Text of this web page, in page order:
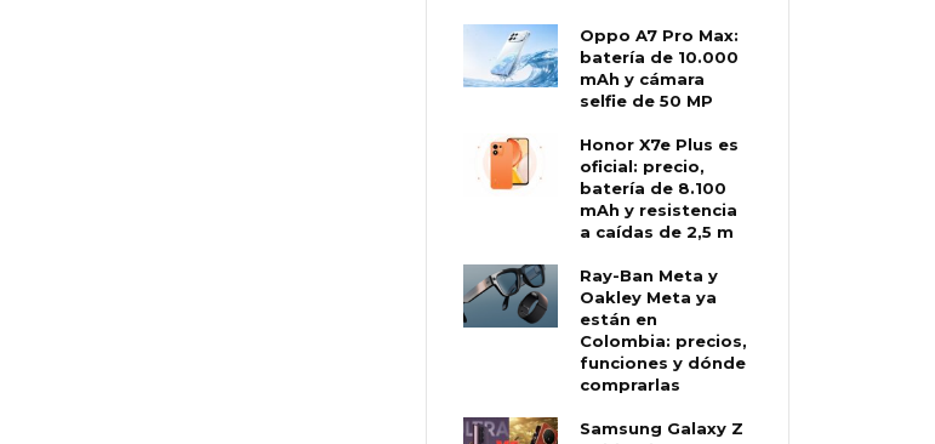
Oppo A7 Pro Max:
batería de 10.000
mAh y cámara
selfie de 50 MP
Honor X7e Plus es
oficial: precio,
batería de 8.100
mAh y resistencia
a caídas de 2,5 m
Ray-Ban Meta y
Oakley Meta ya
están en
Colombia: precios,
funciones y dónde
comprarlas
Samsung Galaxy Z